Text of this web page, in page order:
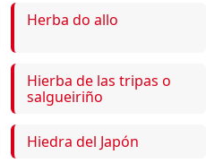
Herba do allo
Hierba de las tripas o
salgueiriño
Hiedra del Japón